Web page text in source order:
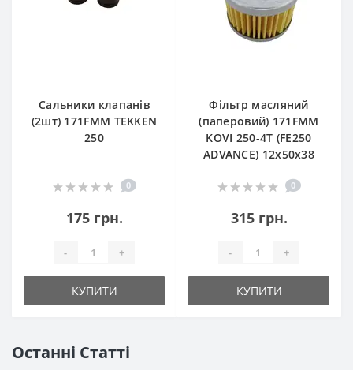
Сальники клапанів
(2шт) 171FMM TEKKEN
250
0
175 грн.
- +
КУПИТИ
Фільтр масляний
(паперовий) 171FMM
KOVI 250-4T (FE250
ADVANCE) 12х50х38
0
315 грн.
- +
КУПИТИ
Останні Статті